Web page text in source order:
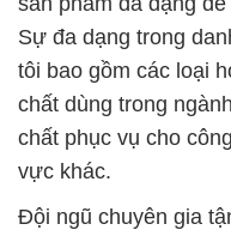
Sự đa dạng trong
tôi bao gồm các loại
chất dùng trong
chất phục vụ cho
vực khác.
Đội ngũ chuyên gia